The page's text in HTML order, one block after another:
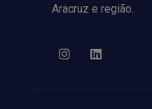
Aracruz e região.